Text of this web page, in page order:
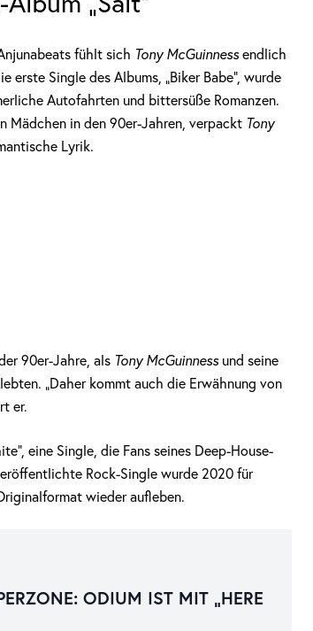
fühlt sich Tony McGuinnessendlich
erste Single des Albums, „Biker Babe“, wurde
Autofahrten und bittersüße Romanzen.
Mädchen in den 90er-Jahren, verpackt Tony
Lyrik.
90er-Jahre, als Tony McGuinness und seine
„Daher kommt auch die Erwähnung von
er.
eine Single, die Fans seines Deep-House-
Rock-Single wurde 2020 für
wieder aufleben.
ODIUM IST MIT „HERE